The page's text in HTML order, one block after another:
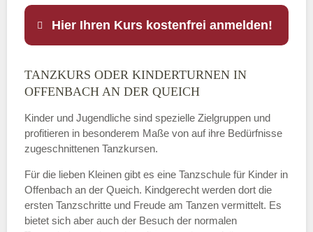
Hier Ihren Kurs kostenfrei anmelden!
Name*
E-Mail*
TANZKURS ODER KINDERTURNEN IN
OFFENBACH AN DER QUEICH
Kinder und Jugendliche sind spezielle Zielgruppen und
profitieren in besonderem Maße von auf ihre Bedürfnisse
zugeschnittenen Tanzkursen.
Für die lieben Kleinen gibt es eine Tanzschule für Kinder in
Offenbach an der Queich. Kindgerecht werden dort die
ersten Tanzschritte und Freude am Tanzen vermittelt. Es
bietet sich aber auch der Besuch der normalen